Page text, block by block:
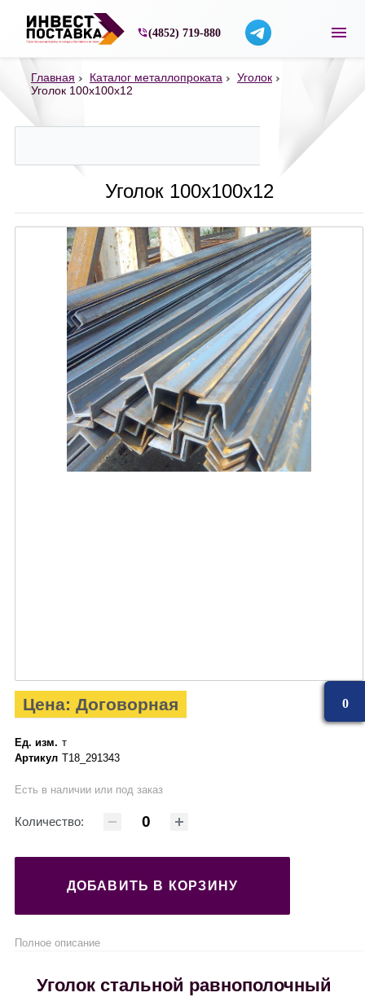
Строительные материалы со склада в
(4852) 719-880
Главная Каталог металлопроката
Уголок
Уголок 100х100х12
Уголок 100х100х12
Цена: Договорная
Ед. изм. т
Артикул Т18_291343
Есть в наличии или под заказ
Количество:
ДОБАВИТЬ В КОРЗИНУ
Полное описание
Уголок стальной равнополочный
0